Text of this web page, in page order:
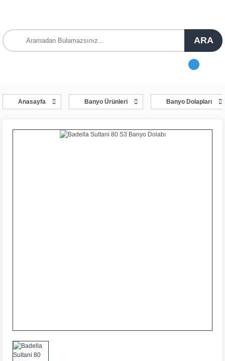
ARA
Anasayfa Banyo Ürünleri Banyo Dolapları